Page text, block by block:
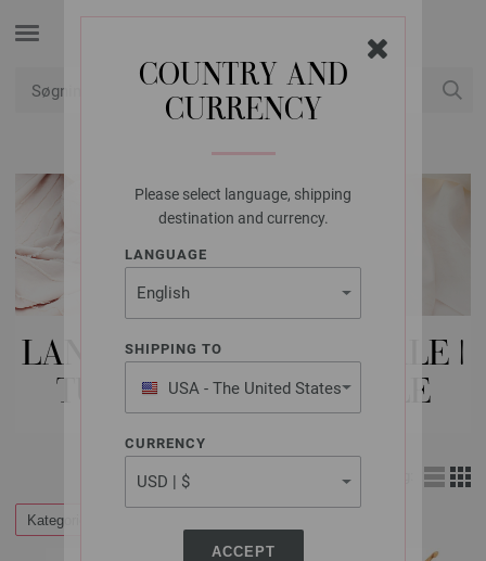
COUNTRY AND
CURRENCY
Please select language, shipping
destination and currency.
LANGUAGE
SHIPPING TO
USA - The United States
of America
CURRENCY
ACCEPT
LANA GROSSA PINDE/NÅLE |
TUNESISK HÆKLENÅLE
Kategorier